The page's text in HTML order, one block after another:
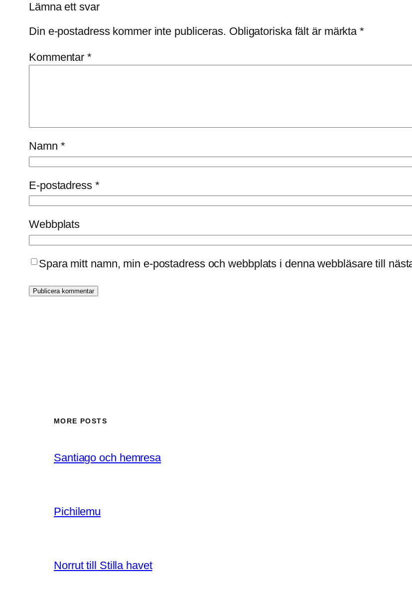
Lämna ett svar
Din e-postadress kommer inte publiceras. Obligatoriska fält är märkta*
Kommentar*
Namn *
E-postadress *
Webbplats
Spara mitt namn, min e-postadress och webbplats i denna webbläsare till
MORE POSTS
Santiago och hemresa
Pichilemu
Norrut till Stilla havet